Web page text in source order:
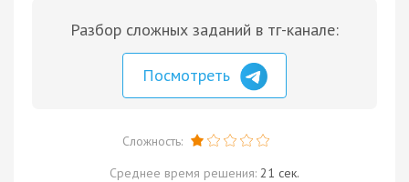
Разбор сложных заданий в тг-канале:
Посмотреть
Сложность:
Среднее время решения: 21 сек.